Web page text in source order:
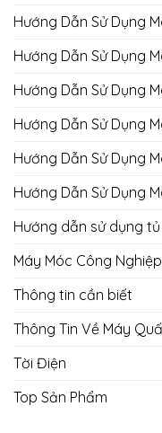
Hướng Dẫn Sử Dụng
Hướng Dẫn Sử Dụng
Hướng Dẫn Sử Dụng
Hướng Dẫn Sử Dụng
Hướng Dẫn Sử Dụng
Hướng Dẫn Sử Dụng
Hướng dẫn sử dụng
Máy Móc Công Nghiệp
Thông tin cần biết
Thông Tin Về Máy
Tời Điện
Top Sản Phẩm